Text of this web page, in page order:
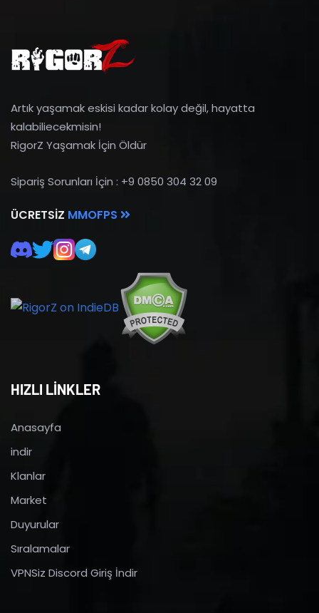
Artık yaşamak eskisi kadar kolay değil, hayatta
kalabiliecekmisin!
RigorZ Yaşamak İçin Öldür
Sipariş Sorunları İçin : +9 0850 304 32 09
ÜCRETSIZ MMOFPS
HIZLI LİNKLER
Anasayfa
indir
Klanlar
Market
Duyurular
Sıralamalar
VPNSiz Discord Giriş İndir